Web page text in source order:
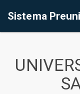
Sistema